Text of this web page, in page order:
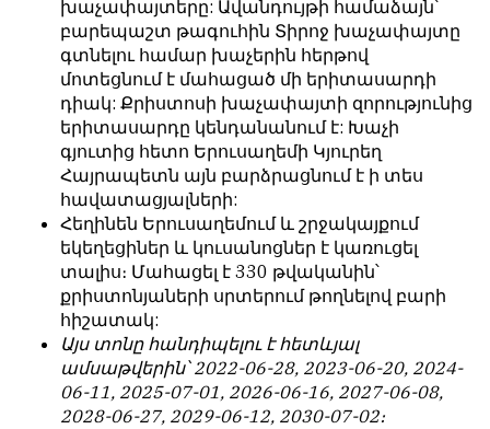
мнения
публикуются,
даже
если
принимаются
восторга.
Главный
редактор
Армен
Геворкян
տեքստերը,
լուսանկարները
բովանդակությունը
Խմբագրության
վերահսկողությունից
դուրս
Խմբագիր-
տնօրեն՝
Արմեն
Գևորգյան
խաչափայտերը: Ավանդույթի համաձայն՝
բարեպաշտ թագուհին Տիրոջ խաչափայտը
գտնելու համար խաչերին հերթով
մոտեցնում է մահացած մի երիտասարդի
դիակ: Քրիստոսի խաչափայտի զորությունից
երիտասարդը կենդանանում է: Խաչի
գյուտից հետո Երուսաղեմի Կյուրեղ
Հայրապետն այն բարձրացնում է ի տես
հավատացյալների:
Հեղինեն Երուսաղեմում և շրջակայքում
եկեղեցիներ և կուսանոցներ է կառուցել
տալիս։ Մահացել է 330 թվականին՝
քրիստոնյաների սրտերում թողնելով բարի
հիշատակ:
Այս տոնը հանդիպելու է հետևյալ
ամսաթվերին՝ 2022-06-28, 2023-06-20, 2024-
06-11, 2025-07-01, 2026-06-16, 2027-06-08,
2028-06-27, 2029-06-12, 2030-07-02։